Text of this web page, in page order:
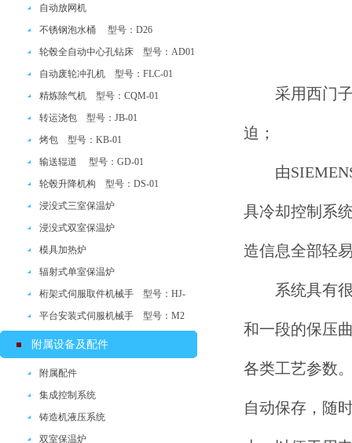
自动放网机
不锈钢泡水桶 型号：D26
轮毂全自动中心孔钻床 型号：AD01
自动废轮冲孔机 型号：FLC-01
精炼除气机 型号：CQM-01
转运浇包 型号：JB-01
烤包 型号：KB-01
输送辊道 型号：GD-01
轮毂升降机构 型号：DS-01
浸没式三室保温炉
浸没式双室保温炉
模具加热炉
辐射式单室保温炉
桁架式伺服取件机械手 型号：HJ-
平台安装式伺服机械手 型号：M2
附属设备及配件
附属配件
集成控制系统
铸造机液压系统
双室保温炉
采用西门子
迫；
由SIEMENS
具冷却控制系
造信息全部轻
系统具有
和一段的保压
各类工艺参数
自动保存，随